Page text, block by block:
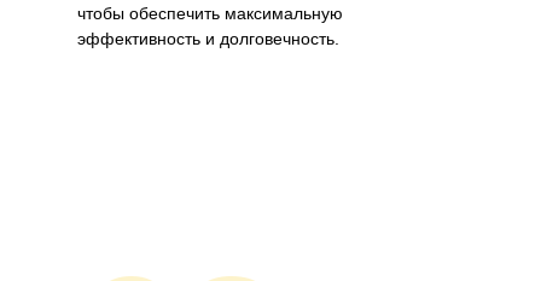
чтобы обеспечить максимальную
эффективность и долговечность.